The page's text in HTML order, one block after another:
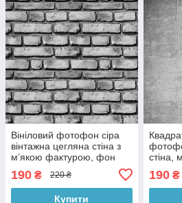
Вініловий фотофон сіра
вінтажна цегляна стіна з
м’якою фактурою, фон
для фотографії 60x60 см,
№553767
190 ₴ 220 ₴
Купити
стіна,
60x60
190₴